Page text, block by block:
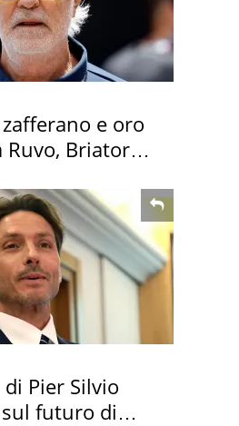
e oro
Ruvo, Briatore
Pier Silvio
futuro di